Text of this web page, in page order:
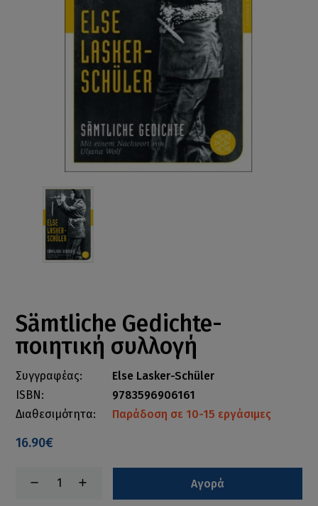
Sämtliche Gedichte-
ποιητική συλλογή
Συγγραφέας:
Else Lasker-Schüler
ISBN:
9783596906161
Διαθεσιμότητα:
Παράδοση σε 10-15 εργάσιμες
16.90€
Αγορά